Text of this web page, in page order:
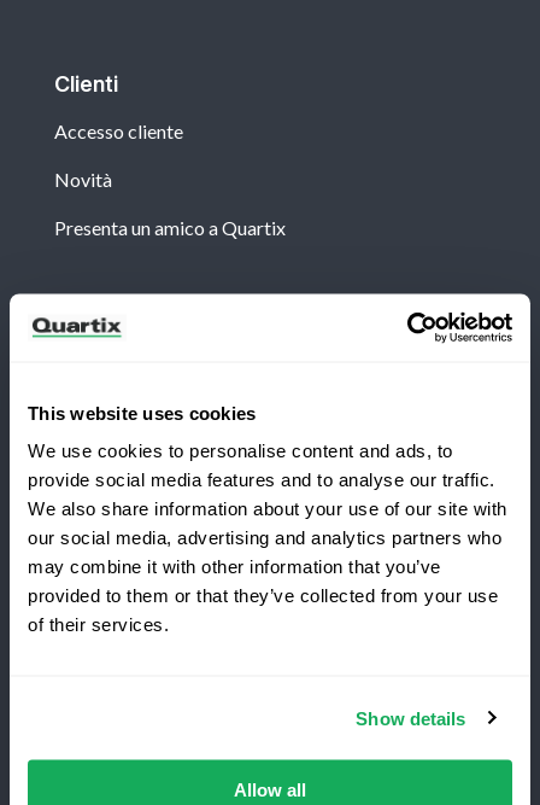
This website uses cookies
We use cookies to personalise content and ads, to
provide social media features and to analyse our traffic.
We also share information about your use of our site with
our social media, advertising and analytics partners who
may combine it with other information that you’ve
provided to them or that they’ve collected from your use
of their services.
Show details
Allow all
Clienti
Accesso cliente
Novità
Presenta un amico a Quartix
Newsletter
di Quartix
Partita IVA: FR89979868353
Termini e condizioniInformativa sulla privacy
Avviso legale
Passa a Quartix
per flotte aziendali,niente